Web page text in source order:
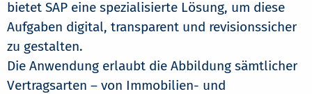
bietet SAP eine spezialisierte Lösung, um diese
Aufgaben digital, transparent und revisionssicher
zu gestalten.
Die Anwendung erlaubt die Abbildung sämtlicher
Vertragsarten – von Immobilien- und